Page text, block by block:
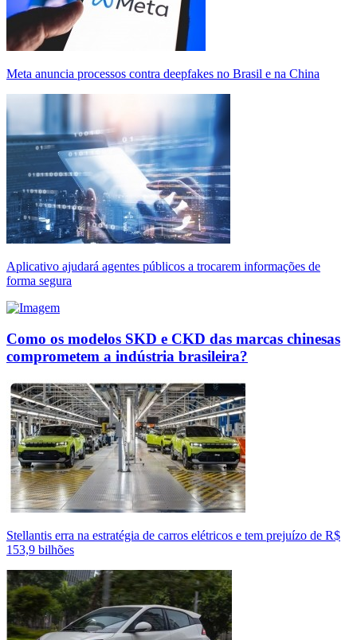
Meta anuncia processos contra deepfakes no Brasil e na China
Aplicativo ajudará agentes públicos a trocarem informações de
forma segura
Como os modelos SKD e CKD das marcas chinesas
comprometem a indústria brasileira?
Stellantis erra na estratégia de carros elétricos e tem prejuízo de R$
153,9 bilhões